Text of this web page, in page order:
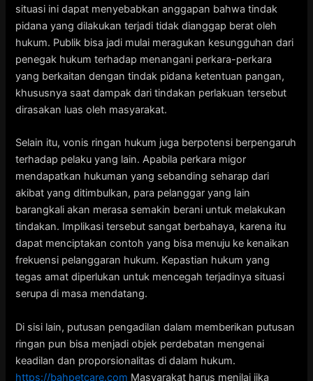
situasi ini dapat menyebabkan anggapan bahwa tindak
pidana yang dilakukan terjadi tidak dianggap berat oleh
hukum. Publik bisa jadi mulai meragukan kesungguhan dari
penegak hukum terhadap menangani perkara-perkara
yang berkaitan dengan tindak pidana ketentuan pangan,
khususnya saat dampak dari tindakan perlakuan tersebut
dirasakan luas oleh masyarakat.
Selain itu, vonis ringan hukum juga berpotensi berpengaruh
terhadap pelaku yang lain. Apabila perkara migor
mendapatkan hukuman yang sebanding seharap dari
akibat yang ditimbulkan, para pelanggar yang lain
barangkali akan merasa semakin berani untuk melakukan
tindakan. Implikasi tersebut sangat berbahaya, karena itu
dapat menciptakan contoh yang bisa menuju ke kenaikan
frekuensi pelanggaran hukum. Kepastian hukum yang
tegas amat diperlukan untuk mencegah terjadinya situasi
serupa di masa mendatang.
Di sisi lain, putusan pengadilan dalam memberikan putusan
ringan pun bisa menjadi objek perdebatan mengenai
keadilan dan proporsionalitas di dalam hukum.
https://bahpetcare.com Masyarakat harus menilai jika